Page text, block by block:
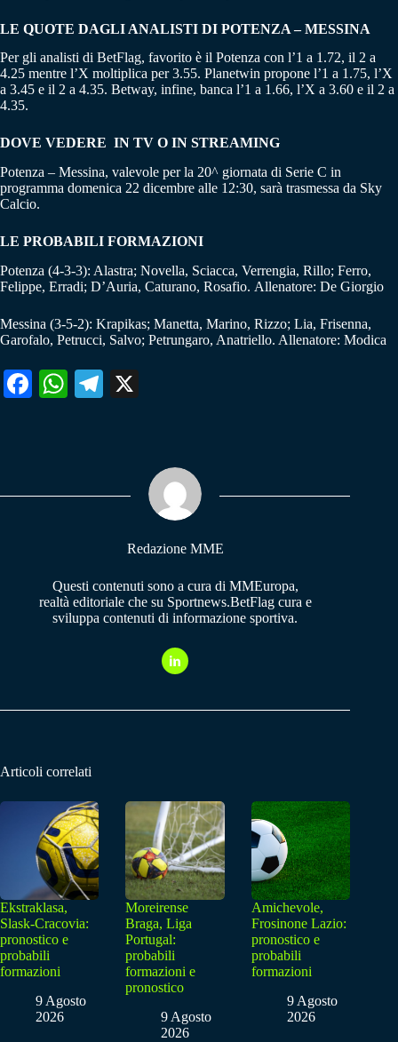
LE QUOTE DAGLI ANALISTI DI POTENZA – MESSINA
Per gli analisti di BetFlag, favorito è il Potenza con l’1 a 1.72, il 2 a
4.25 mentre l’X moltiplica per 3.55. Planetwin propone l’1 a 1.75, l’X
a 3.45 e il 2 a 4.35. Betway, infine, banca l’1 a 1.66, l’X a 3.60 e il 2 a
4.35.
DOVE VEDERE IN TV O IN STREAMING
Potenza – Messina, valevole per la 20^ giornata di Serie C in
programma domenica 22 dicembre alle 12:30, sarà trasmessa da Sky
Calcio.
LE PROBABILI FORMAZIONI
Potenza (4-3-3): Alastra; Novella, Sciacca, Verrengia, Rillo; Ferro,
Felippe, Erradi; D’Auria, Caturano, Rosafio. Allenatore: De Giorgio
Messina (3-5-2): Krapikas; Manetta, Marino, Rizzo; Lia, Frisenna,
Garofalo, Petrucci, Salvo; Petrungaro, Anatriello. Allenatore: Modica
Fa W
pp
Te
m
Redazione MME
Questi contenuti sono a cura di MMEuropa,
realtà editoriale che su Sportnews.BetFlag cura e
sviluppa contenuti di informazione sportiva.
Articoli correlati
Ekstraklasa,
Slask-Cracovia:
pronostico e
probabili
formazioni
9 Agosto
2026
Moreirense
Braga, Liga
Portugal:
probabili
formazioni e
pronostico
9 Agosto
2026
Amichevole,
Frosinone Lazio:
pronostico e
probabili
formazioni
9 Agosto
2026